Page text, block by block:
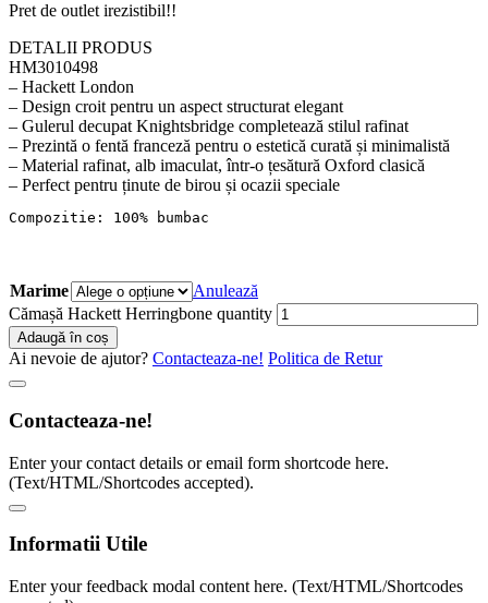
Pret de outlet irezistibil!!
DETALII PRODUS
HM3010498
– Hackett London
– Design croit pentru un aspect structurat elegant
– Gulerul decupat Knightsbridge completează stilul rafinat
– Prezintă o fentă franceză pentru o estetică curată și minimalistă
– Material rafinat, alb imaculat, într-o țesătură Oxford clasică
– Perfect pentru ținute de birou și ocazii speciale
Compozitie: 100% bumbac
Marime
Anulează
Cămașă Hackett Herringbone quantity
Adaugă în coș
Ai nevoie de ajutor? Contacteaza-ne! Politica de Retur
Contacteaza-ne!
Enter your contact details or email form shortcode here.
(Text/HTML/Shortcodes accepted).
Informatii Utile
Enter your feedback modal content here. (Text/HTML/Shortcodes